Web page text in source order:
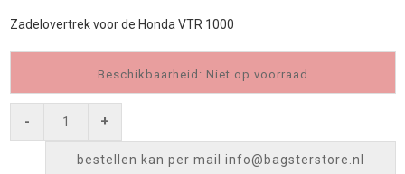
Zadelovertrek voor de Honda VTR 1000
Beschikbaarheid: Niet op voorraad
- +
bestellen kan per mail info@bagsterstore.nl